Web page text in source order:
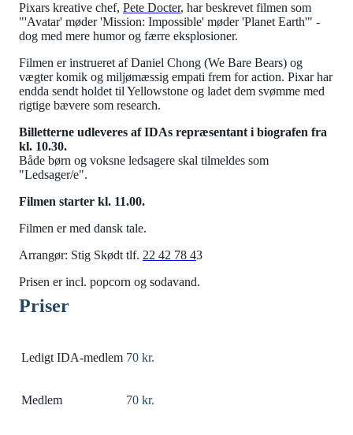
Pixars kreative chef, Pete Docter, har beskrevet filmen som
"'Avatar' møder 'Mission: Impossible' møder 'Planet Earth'" -
dog med mere humor og færre eksplosioner.
Filmen er instrueret af Daniel Chong (We Bare Bears) og
vægter komik og miljømæssig empati frem for action. Pixar har
endda sendt holdet til Yellowstone og ladet dem svømme med
rigtige bævere som research.
Billetterne udleveres af IDAs repræsentant i biografen fra
kl. 10.30.
Både børn og voksne ledsagere skal tilmeldes som
"Ledsager/e".
Filmen starter kl. 11.00.
Filmen er med dansk tale.
Arrangør: Stig Skødt tlf. 22 42 78 43
Prisen er incl. popcorn og sodavand.
Priser
Ledigt IDA-medlem 70 kr.
Medlem 70 kr.